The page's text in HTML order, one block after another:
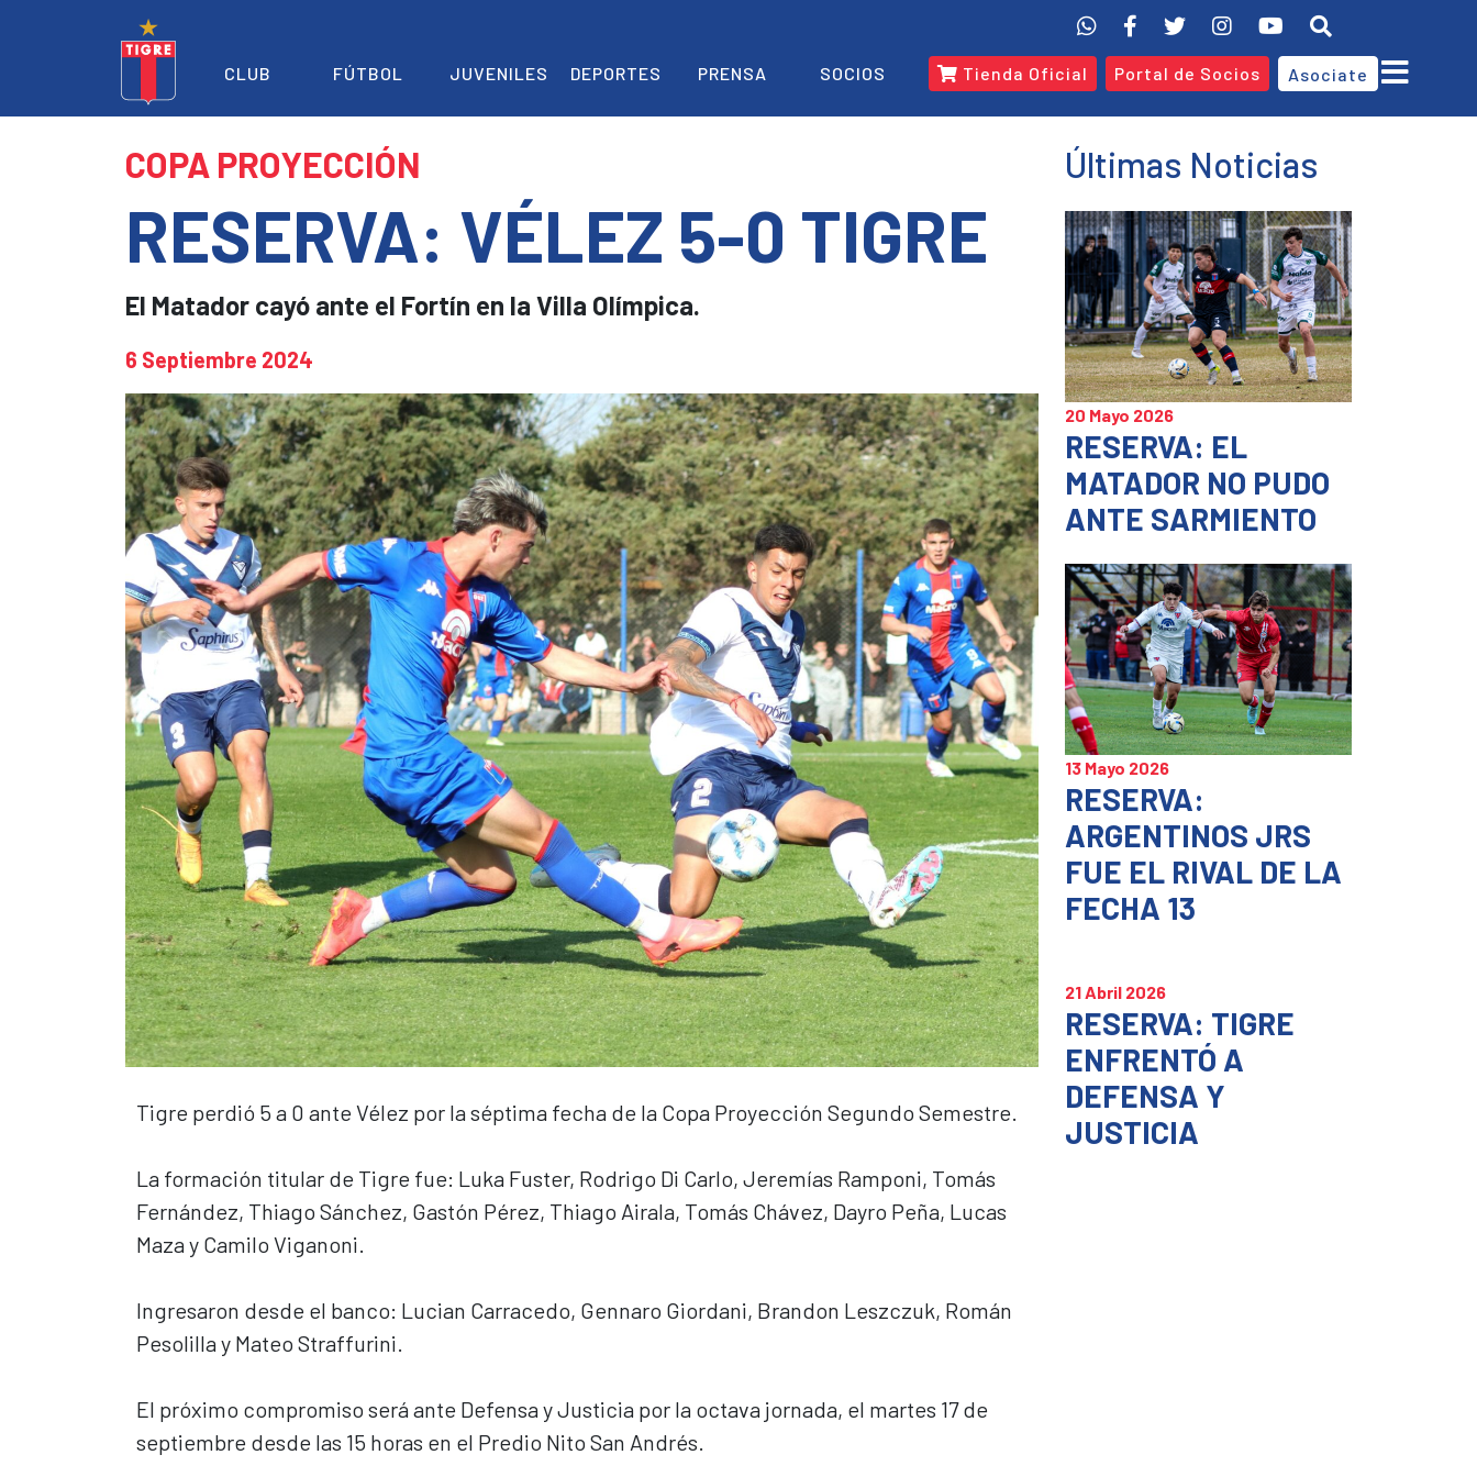
CLUB FÚTBOL JUVENILES DEPORTES PRENSA SOCIOS Tienda Oficial Portal de Socios Asociate
COPA PROYECCIÓN
RESERVA: VÉLEZ 5-0 TIGRE
El Matador cayó ante el Fortín en la Villa Olímpica.
6 Septiembre 2024
Tigre perdió 5 a 0 ante Vélez por la séptima fecha de la Copa Proyección Segundo Semestre.
La formación titular de Tigre fue: Luka Fuster, Rodrigo Di Carlo, Jeremías Ramponi, Tomás
Fernández, Thiago Sánchez, Gastón Pérez, Thiago Airala, Tomás Chávez, Dayro Peña, Lucas
Maza y Camilo Viganoni.
Ingresaron desde el banco: Lucian Carracedo, Gennaro Giordani, Brandon Leszczuk, Román
Pesolilla y Mateo Straffurini.
El próximo compromiso será ante Defensa y Justicia por la octava jornada, el martes 17 de
septiembre desde las 15 horas en el Predio Nito San Andrés.
Últimas Noticias
20 Mayo 2026
RESERVA: EL
MATADOR NO PUDO
ANTE SARMIENTO
13 Mayo 2026
RESERVA:
ARGENTINOS JRS
FUE EL RIVAL DE LA
FECHA 13
21 Abril 2026
RESERVA: TIGRE
ENFRENTÓ A
DEFENSA Y
JUSTICIA